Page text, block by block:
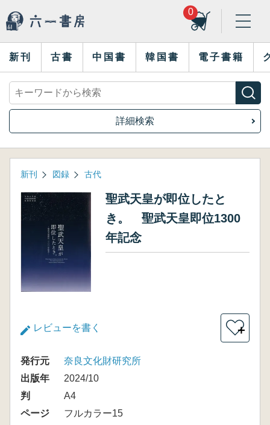
0
新刊 古書 中国書 韓国書 電子書籍
詳細検索
新刊 図録 古代
聖武天皇が即位したと
き。 聖武天皇即位1300
年記念
レビューを書く ＋
発行元
奈良文化財研究所
出版年
2024/10
判
A4
ページ
フルカラー15